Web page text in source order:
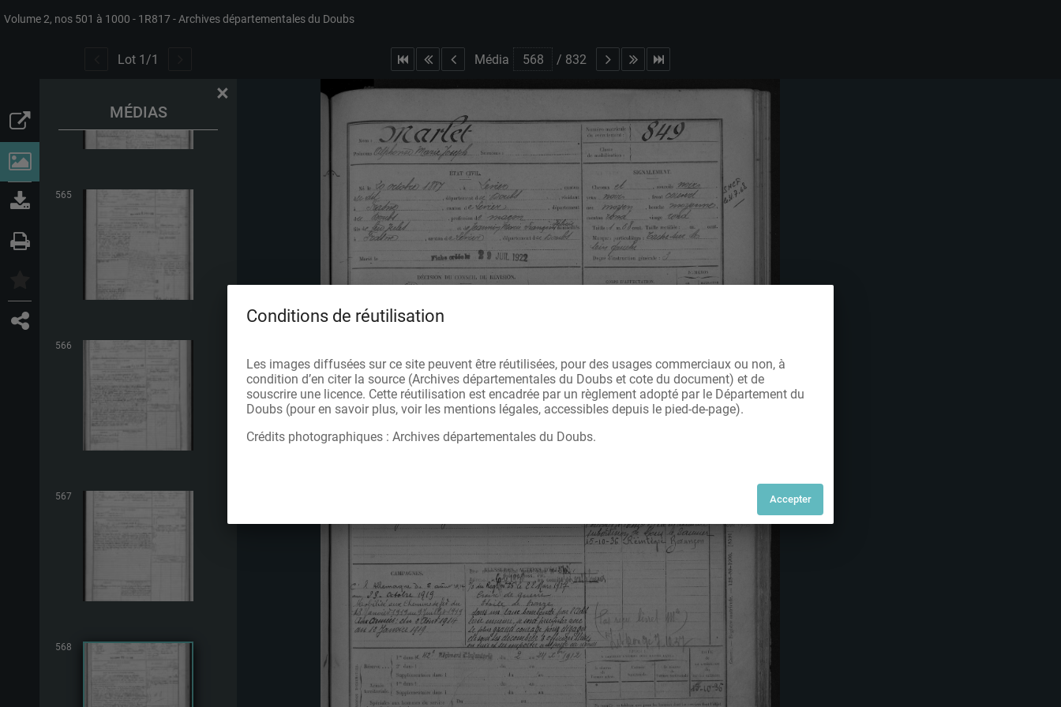
Volume 2, nos 501 à 1000 1R817 Archives départementales du Doubs
Lot 1 /1 Média / 832
MÉDIAS
×
565
566
567
568
Conditions de réutilisation
Les images diffusées sur ce site peuvent être réutilisées, pour des usages commerciaux ou non, à
condition d’en citer la source (Archives départementales du Doubs et cote du document) et de
souscrire une licence. Cette réutilisation est encadrée par un règlement adopté par le Département du
Doubs (pour en savoir plus, voir les mentions légales, accessibles depuis le pied-de-page).
Crédits photographiques : Archives départementales du Doubs.